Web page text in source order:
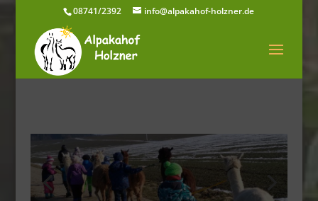
08741/2392 info@alpakahof-holzner.de